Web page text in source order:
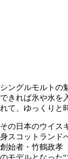
シングルモルトの
できれば氷や水を
れて、ゆっくりと
その日本のウイス
身スコットランド
創始者・竹鶴政孝
のモデルとなった“